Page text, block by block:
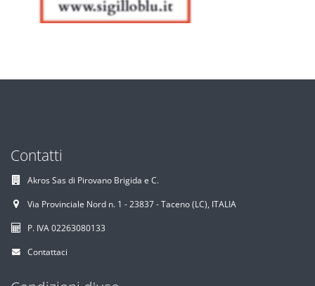
Contatti
Akros Sas di Pirovano Brigida e C.
Via Provinciale Nord n. 1 - 23837 - Taceno (LC), ITALIA
P. IVA 02263080133
Contattaci